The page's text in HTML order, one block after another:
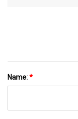
Name:*